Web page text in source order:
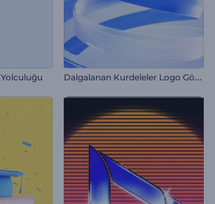
Yolculuğu D
algalanan Kurdeleler Logo Gösterimi